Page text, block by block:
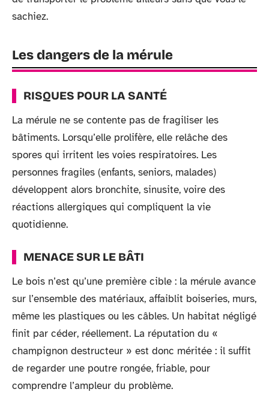
sachiez.
Les dangers de la mérule
RISQUES POUR LA SANTÉ
La mérule ne se contente pas de fragiliser les
bâtiments. Lorsqu’elle prolifère, elle relâche des
spores qui irritent les voies respiratoires. Les
personnes fragiles (enfants, seniors, malades)
développent alors bronchite, sinusite, voire des
réactions allergiques qui compliquent la vie
quotidienne.
MENACE SUR LE BÂTI
Le bois n’est qu’une première cible : la mérule avance
sur l’ensemble des matériaux, affaiblit boiseries, murs,
même les plastiques ou les câbles. Un habitat négligé
finit par céder, réellement. La réputation du «
champignon destructeur » est donc méritée : il suffit
de regarder une poutre rongée, friable, pour
comprendre l’ampleur du problème.